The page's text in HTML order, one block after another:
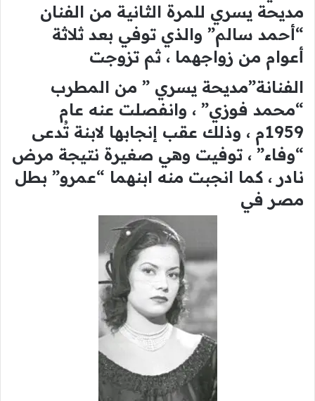
مديحة يسري للمرة الثانية من الفنان
“أحمد سالم” والذي توفي بعد ثلاثة
أعوام من زواجهما ، ثم تزوجت
الفنانة”مديحة يسري ” من المطرب
“محمد فوزي” ، وانفصلت عنه عام
1959م ، وذلك عقب إنجابها لابنة تُدعى
“وفاء” ، توفيت وهي صغيرة نتيجة مرض
نادر ، كما انجبت منه ابنهما “عمرو” بطل
مصر في